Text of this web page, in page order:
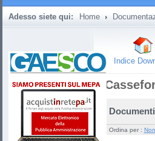
Adesso siete qui: Home
Indice
Documenti
Ordina per :